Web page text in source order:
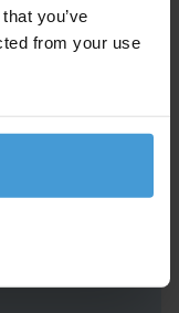
you’ve
from your use